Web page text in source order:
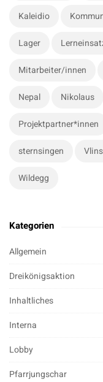
Kaleidio
Lager
Mitarbeiter/innen
Nepal Nikolaus
Projektpartner*innen
sternsingen
Wildegg
Kategorien
Allgemein
Dreikönigsaktion
Inhaltliches
Interna
Lobby
Pfarrjungschar